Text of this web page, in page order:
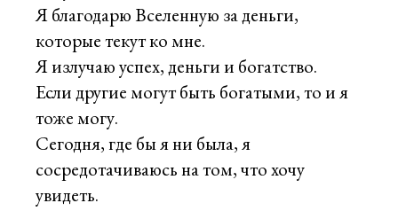
Я благодарю Вселенную за деньги,
которые текут ко мне.
Я излучаю успех, деньги и богатство.
Если другие могут быть богатыми, то и я
тоже могу.
Сегодня, где бы я ни была, я
сосредотачиваюсь на том, что хочу
увидеть.